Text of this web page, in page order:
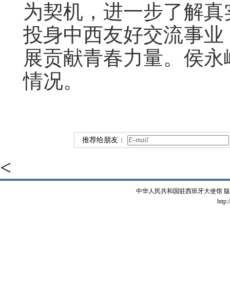
为契机，进一步了解
投身中西友好交流事
展贡献青春力量。侯
情况。
推荐给朋友：
<
中华人民共和国驻西班牙大使馆